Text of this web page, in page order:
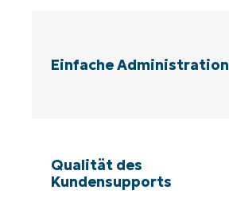
Einfache Administration
Qualität des
Kundensupports